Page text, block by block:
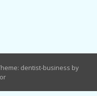
dentist-business by